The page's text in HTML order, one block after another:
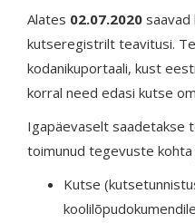
Alates 02.07.2020 saavad
kutseregistrilt teavitusi.
kodanikuportaali, kust
korral need edasi kutse
Igapäevaselt saadetakse
toimunud tegevuste
Kutse